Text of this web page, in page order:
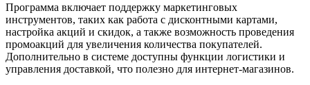
Программа включает поддержку маркетинговых
инструментов, таких как работа с дисконтными картами,
настройка акций и скидок, а также возможность проведения
промоакций для увеличения количества покупателей.
Дополнительно в системе доступны функции логистики и
управления доставкой, что полезно для интернет-магазинов.